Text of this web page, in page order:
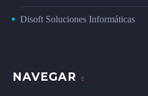
Disoft Soluciones Informáticas
NAVEGAR